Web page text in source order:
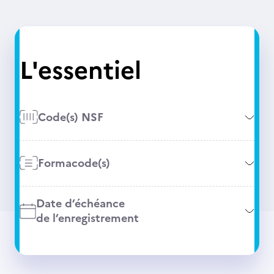
L'essentiel
Code(s) NSF
Formacode(s)
Date d’échéance
de l’enregistrement